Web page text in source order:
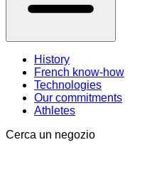
History
French know-how
Technologies
Our commitments
Athletes
Cerca un negozio